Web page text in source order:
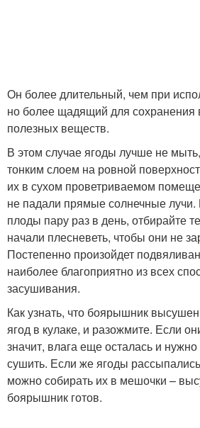
Он более длительный, чем при
но более щадящий для сохранения
полезных веществ.
В этом случае ягоды лучше не
тонким слоем на ровной
их в сухом проветриваемом
не падали прямые солнечные
плоды пару раз в день, отбирайте
начали плесневеть, чтобы они не
Постепенно произойдет
наиболее благоприятно из всех
засушивания.
Как узнать, что боярышник
ягод в кулаке, и разожмите. Если
значит, влага еще осталась и
сушить. Если же ягоды
можно собирать их в мешочки –
боярышник готов.